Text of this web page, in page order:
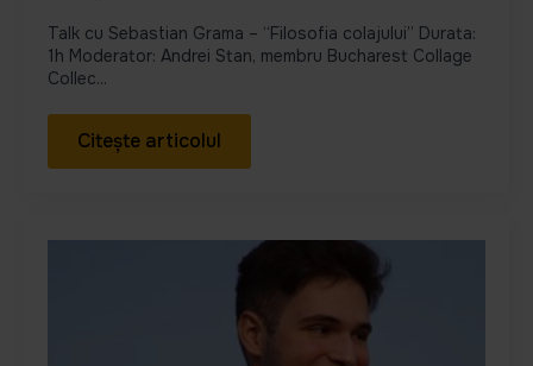
Talk cu Sebastian Grama – “Filosofia colajului” Durata:
1h Moderator: Andrei Stan, membru Bucharest Collage
Collec...
Citește articolul